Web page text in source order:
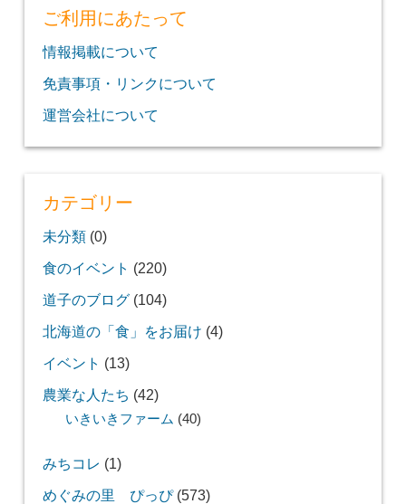
ご利用にあたって
情報掲載について
免責事項・リンクについて
運営会社について
カテゴリー
未分類(0)
食のイベント (220)
道子のブログ(104)
北海道の「食」をお届け (4)
イベント (13)
農業な人たち (42)
いきいきファーム (40)
みちコレ (1)
めぐみの里 ぴっぴ(573)